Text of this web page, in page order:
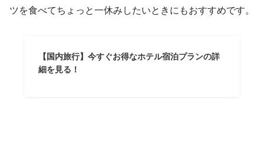
ツを食べてちょっと一休みしたいときにもおすすめです。
【国内旅行】今すぐお得なホテル宿泊プランの詳
細を見る！